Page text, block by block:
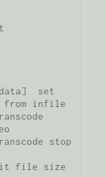
set
from infile
stop
file size